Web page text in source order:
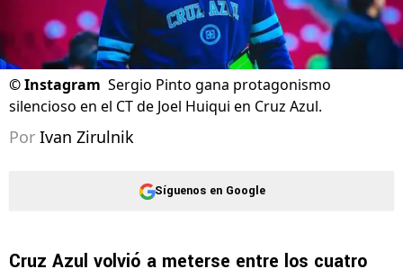
©Instagram Sergio Pinto gana protagonismo
silencioso en el CT de Joel Huiqui en Cruz Azul.
Por Ivan Zirulnik
Síguenos en Google
Cruz Azul volvió a meterse entre los cuatro